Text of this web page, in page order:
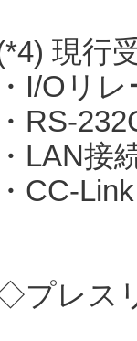
現行
・I/Oリ
・RS-
・LAN接
・CC-
プレス